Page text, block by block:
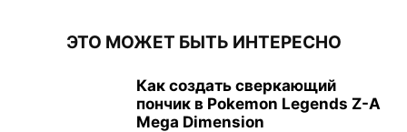
ЭТО МОЖЕТ БЫТЬ ИНТЕРЕСНО
Как создать сверкающий
пончик в Pokemon Legends Z-A
Mega Dimension